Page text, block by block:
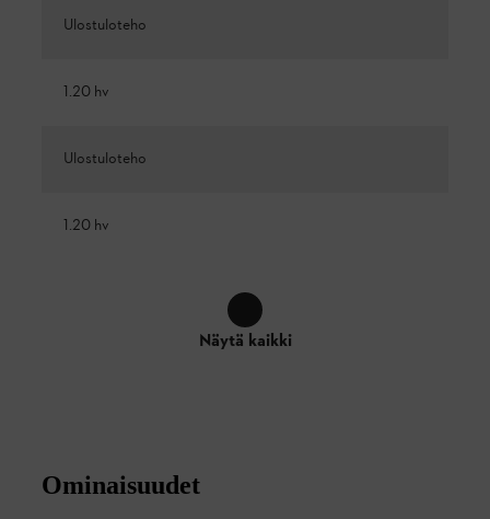
Ulostuloteho
1.20 hv
Ulostuloteho
1.20 hv
Näytä kaikki
Ominaisuudet